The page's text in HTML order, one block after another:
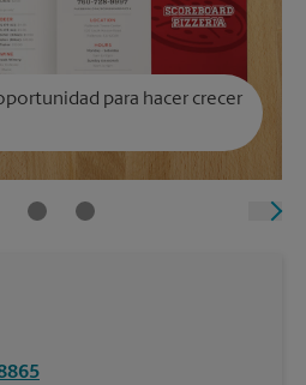
para hacer crecer